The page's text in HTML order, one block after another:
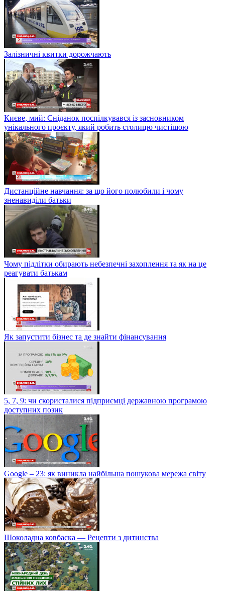
Залізничні квитки дорожчають
Києве, мий: Сніданок поспілкувався із засновником
унікального проєкту, який робить столицю чистішою
Дистанційне навчання: за що його полюбили і чому
зненавиділи батьки
Чому підлітки обирають небезпечні захоплення та як на це
реагувати батькам
Як запустити бізнес та де знайти фінансування
5, 7, 9: чи скористалися підприємці державною програмою
доступних позик
Google – 23: як виникла найбільша пошукова мережа світу
Шоколадна ковбаска — Рецепти з дитинства